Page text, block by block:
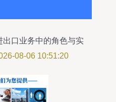
出口业务中的角色与实
货物海运出口为例
08-06 10:51:20